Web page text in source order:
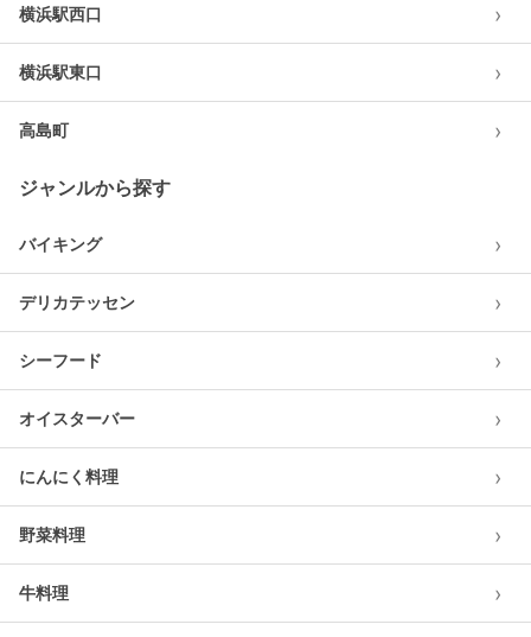
横浜駅西口 ›
横浜駅東口 ›
高島町 ›
ジャンルから探す
バイキング ›
デリカテッセン ›
シーフード ›
オイスターバー ›
にんにく料理 ›
野菜料理 ›
牛料理 ›